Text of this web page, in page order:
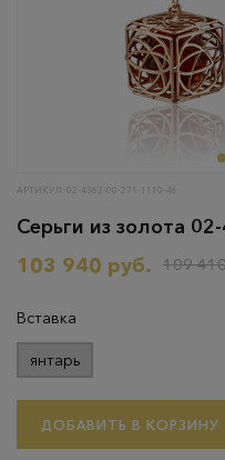
АРТИКУЛ: 02-4362-00-271-1110-46
Серьги из золота
103 940 руб.
109
Вставка
янтарь
ДОБАВИТЬ В КОРЗИНУ